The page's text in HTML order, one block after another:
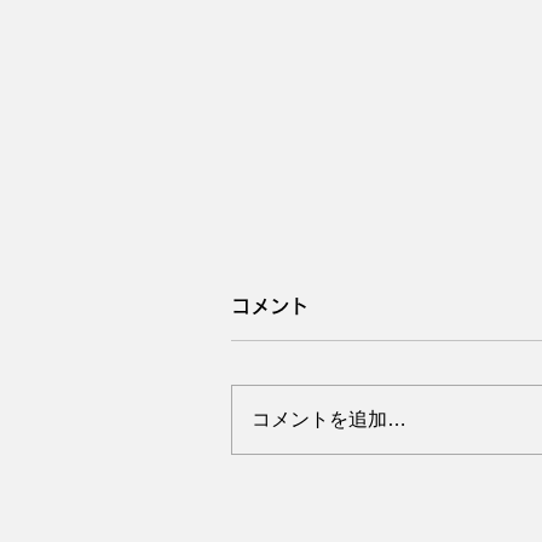
コメント
コメントを追加…